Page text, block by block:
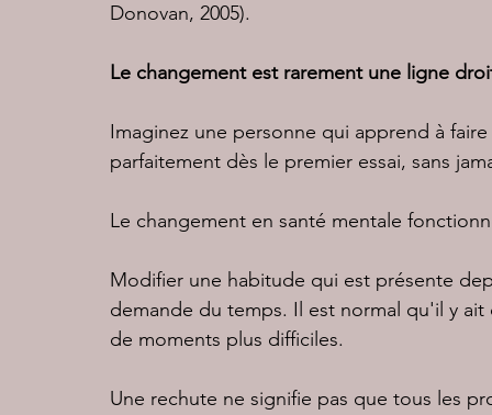
Donovan, 2005).
Le changement est rarement une ligne
Imaginez une personne qui apprend à
parfaitement dès le premier essai, sans
Le changement en santé mentale
Modifier une habitude qui est présente
demande du temps. Il est normal qu'il y
de moments plus difficiles.
Une rechute ne signifie pas que tous les